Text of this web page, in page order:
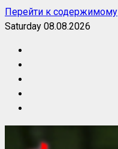
Перейти к содержимому
Saturday 08.08.2026